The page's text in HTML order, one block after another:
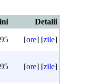
Detalii
[ore] [zile]
[ore] [zile]